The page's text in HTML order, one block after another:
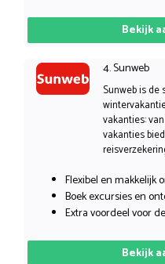
Bekijk
4. Sunweb
Sunweb is de
vakanties:
vakanties
Flexibel en makkelijk
Boek excursies en
Extra voordeel voor
Bekijk